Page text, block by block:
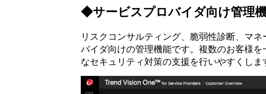
◆サービスプロバイダ向け管理
リスクコンサルティング、脆弱性診断、マ
バイダ向けの管理機能です。複数のお客様
なセキュリティ対策の支援を行いやすくしま